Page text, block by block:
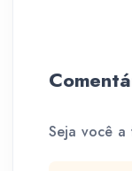
Seja você